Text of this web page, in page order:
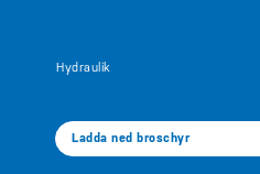
Hydraulik
Ladda ned broschyr